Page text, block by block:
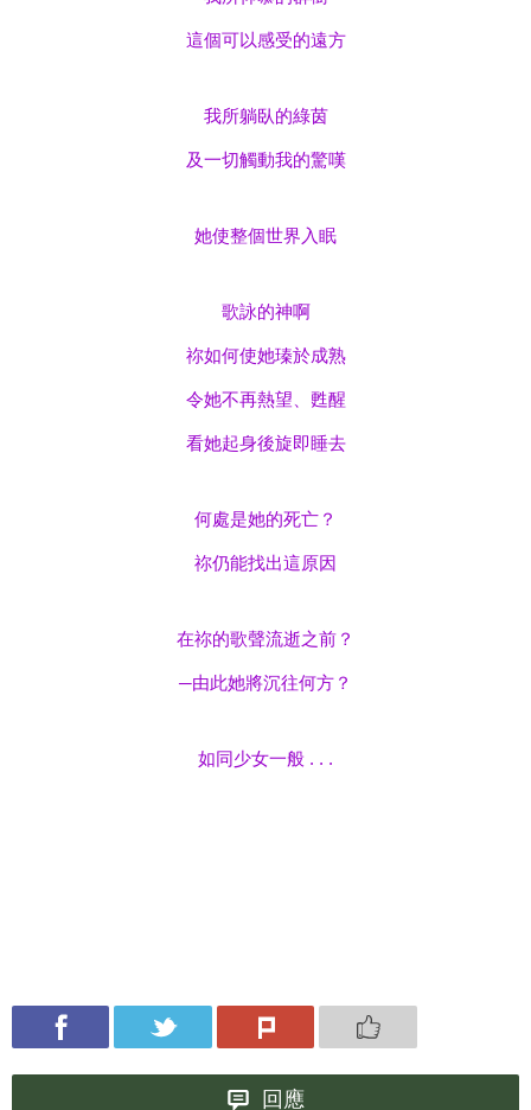
這個可以感受的遠方
我所躺臥的綠茵
及一切觸動我的驚嘆
她使整個世界入眠
歌詠的神啊
祢如何使她瑧於成熟
令她不再熱望、甦醒
看她起身後旋即睡去
何處是她的死亡？
祢仍能找出這原因
在祢的歌聲流逝之前？
─由此她將沉往何方？
如同少女一般 . . .
回應